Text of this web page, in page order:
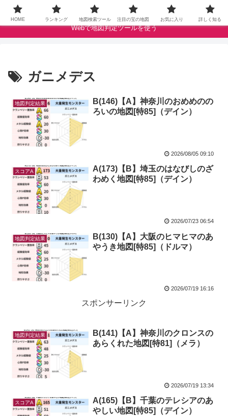
ドラクエウォークの宝の地図をクランベリースコアで評価します
Webで地図判定ツールを使う
ガニメデス
地図判定結果
B(146)【A】神奈川のおめめのの
ろいの地図[特85]（デイン）
2026/08/05 09:10
スコアA
A(173)【B】埼玉のはなびしのざ
わめく地図[特85]（デイン）
2026/07/23 06:54
地図判定結果
B(130)【A】大阪のヒマヒマのあ
やうき地図[特85]（ドルマ）
2026/07/19 16:16
スポンサーリンク
地図判定結果
B(141)【A】神奈川のクロンスの
あらくれた地図[特81]（メラ）
2026/07/19 13:34
スコアA
A(165)【B】千葉のテレシアのあ
やしい地図[特85]（デイン）
HOME ランキング 地図検索ツール 注目の宝の地図 お気に入り 詳しく知る